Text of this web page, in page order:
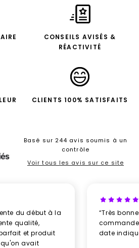
CONSEILS AVISÉS &
RÉACTIVITÉ
CLIENTS 100% SATISFAITS
Basé sur 244 avis soumis à un
contrôle
Voir tous les avis sur ce site
du début à la
qualité,
et produit
avait
“Très
date